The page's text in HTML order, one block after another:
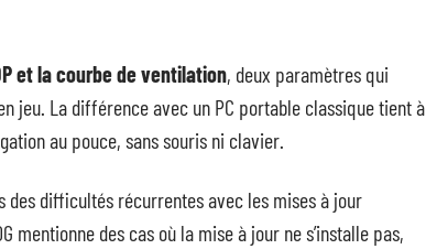
et la courbe de ventilation, deux paramètres qui
jeu. La différence avec un PC portable classique tient à
au pouce, sans souris ni clavier.
difficultés récurrentes avec les mises à jour
mentionne des cas où la mise à jour ne s’installe pas,